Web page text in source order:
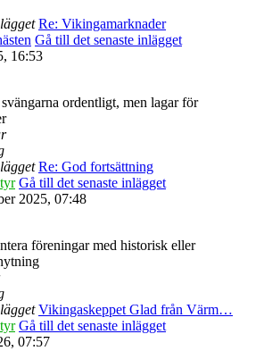
Re: Vikingamarknader
Gå till det senaste inlägget
16:53
ordentligt, men lagar för
Re: God fortsättning
Gå till det senaste inlägget
2025, 07:48
föreningar med historisk eller
Vikingaskeppet Glad från Värm…
Gå till det senaste inlägget
07:57